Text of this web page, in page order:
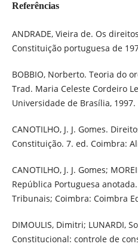
Referências
ANDRADE, Vieira de. Os
Constituição portuguesa de
BOBBIO, Norberto. Teoria do
Trad. Maria Celeste Cordeiro
Universidade de Brasília, 1997.
CANOTILHO, J. J. Gomes.
Constituição. 7. ed. Coimbra:
CANOTILHO, J. J. Gomes;
República Portuguesa
Tribunais; Coimbra: Coimbra
DIMOULIS, Dimitri; LUNARDI,
Constitucional: controle de